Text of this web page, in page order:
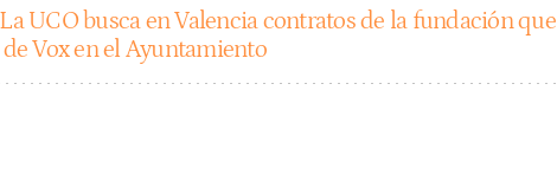
La UCO busca en Valencia contratos de la fundación que
Vox en el Ayuntamiento